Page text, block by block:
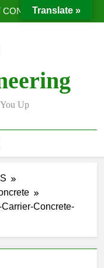
CONVEYORS
χρήση κλαρκ
Up
Concrete-
Translate »